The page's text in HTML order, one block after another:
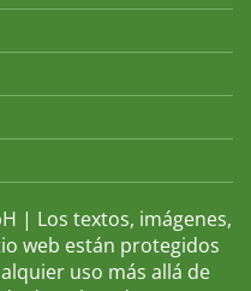
| Los textos, imágenes,
web están protegidos
uso más allá de